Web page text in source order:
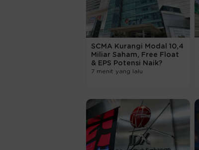
SCMA Kurangi Modal 10,4
Miliar Saham, Free Float
& EPS Potensi Naik?
7 menit yang lalu